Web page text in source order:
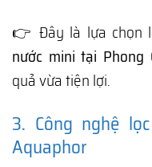
👉 Đây là lựa chọn
nước mini tại Phong
quả vừa tiện lợi.
3. Công nghệ
Aquaphor